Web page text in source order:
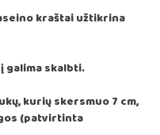
kraštai užtikrina
galima skalbti.
kurių skersmuo 7 cm,
(patvirtinta